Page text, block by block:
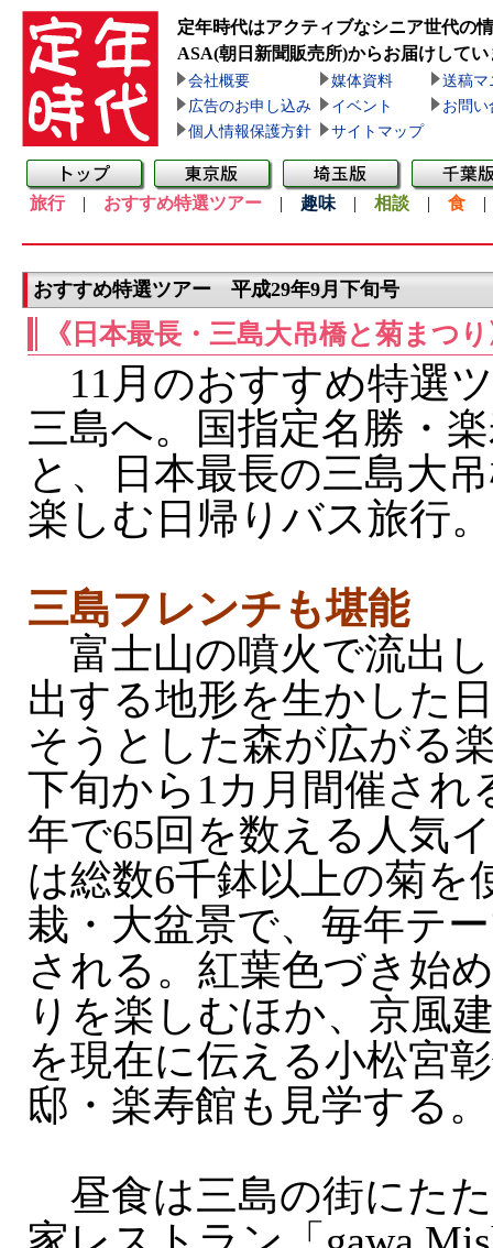
定年時代はアクティブなシニア世代の
ASA(朝日新聞販売所)からお届けしてい
会社概要 媒体資料
送稿マ
広告のお申し込み
イベント
お問い
個人情報保護方針
サイトマップ
旅行| おすすめ特選ツアー | 趣味 | 相談 | 食
おすすめ特選ツアー 平成29年9月下旬号
《日本最長・三島大吊橋と菊まつ
11月のおすすめ特選
三島へ。国指定名勝・
と、日本最長の三島大
楽しむ日帰りバス旅行。
三島フレンチも堪能
富士山の噴火で流出
出する地形を生かした
そうとした森が広がる
下旬から1カ月間催され
年で65回を数える人気
は総数6千鉢以上の菊を
栽・大盆景で、毎年テ
される。紅葉色づき始
りを楽しむほか、京風
を現在に伝える小松宮
邸・楽寿館も見学する。
昼食は三島の街にた